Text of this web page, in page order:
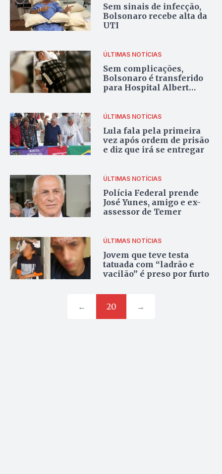
Sem sinais de infecção,
Bolsonaro recebe alta da
UTI
ÚLTIMAS NOTÍCIAS
Sem complicações,
Bolsonaro é transferido
para Hospital Albert
ÚLTIMAS NOTÍCIAS
Lula fala pela primeira
vez após ordem de prisão
e diz que irá se entregar
ÚLTIMAS NOTÍCIAS
Polícia Federal prende
José Yunes, amigo e ex-
assessor de Temer
ÚLTIMAS NOTÍCIAS
Jovem que teve testa
tatuada com “ladrão e
vacilão” é preso por furto
← 20 →